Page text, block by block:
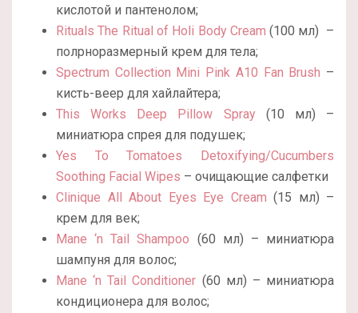
кислотой и пантенолом;
Rituals The Ritual of Holi Body Cream (100 мл) –
полрноразмерный крем для тела;
Spectrum Collection Mini Pink A10 Fan Brush –
кисть-веер для хайлайтера;
This Works Deep Pillow Spray(10 мл) –
миниатюра спрея для подушек;
Yes To Tomatoes Detoxifying/Cucumbers
Soothing Facial Wipes – очищающие салфетки
Clinique All About Eyes Eye Cream (15 мл) –
крем для век;
Mane ‘n Tail Shampoo (60 мл) – миниатюра
шампуня для волос;
Mane ‘n Tail Conditioner (60 мл) – миниатюра
кондиционера для волос;